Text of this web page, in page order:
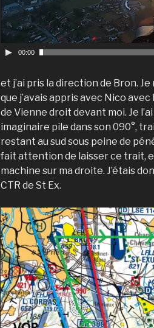
y
e
r
00:00
et j’ai pris la direction de Bron. Je
que j’avais appris avec Nico avec
de Vienne droit devant moi. Je
imaginaire pile dans son 090°,
restant au sud sous peine de
fait attention de laisser ce trait,
machine sur ma droite. J’étais
CTR de St Ex.